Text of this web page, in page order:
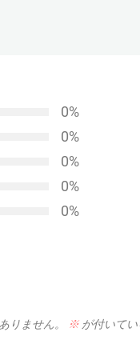
0%
0%
0%
0%
0%
りません。 ※ が付いて